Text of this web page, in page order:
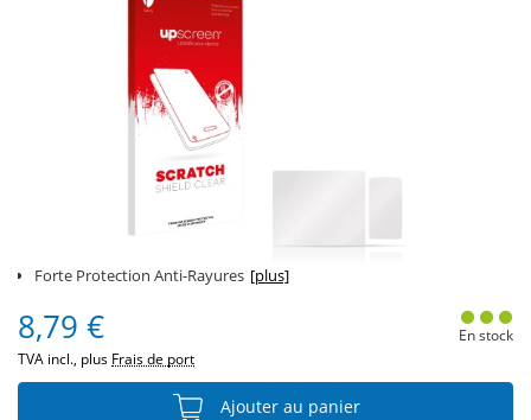
Forte Protection Anti-Rayures [plus]
8,79 €
TVA incl., plus Frais de port
En stock
Ajouter au panier